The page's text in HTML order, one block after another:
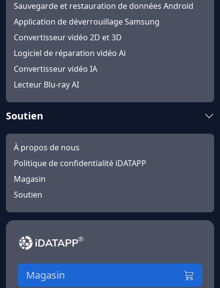
Sauvegarde et restauration de données Android
Application de déverrouillage Samsung
Convertisseur vidéo 2D et 3D
Logiciel de réparation vidéo Ai
Convertisseur vidéo IA
Lecteur Blu-ray AI
Soutien
À propos de nous
Politique de confidentialité iDATAPP
Magasin
Soutien
Magasin
Gaeilge
繁體中文